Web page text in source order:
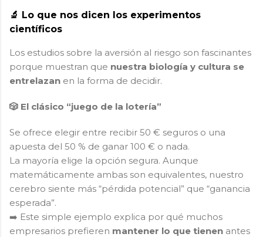
🔬 Lo que nos dicen los experimentos
científicos
Los estudios sobre la aversión al riesgo son fascinantes
porque muestran que nuestra biología y cultura se
entrelazan en la forma de decidir.
🎲 El clásico “juego de la lotería”
Se ofrece elegir entre recibir 50 € seguros o una
apuesta del 50 % de ganar 100 € o nada.
La mayoría elige la opción segura. Aunque
matemáticamente ambas son equivalentes, nuestro
cerebro siente más “pérdida potencial” que “ganancia
esperada”.
➡️ Este simple ejemplo explica por qué muchos
empresarios prefieren mantener lo que tienen antes